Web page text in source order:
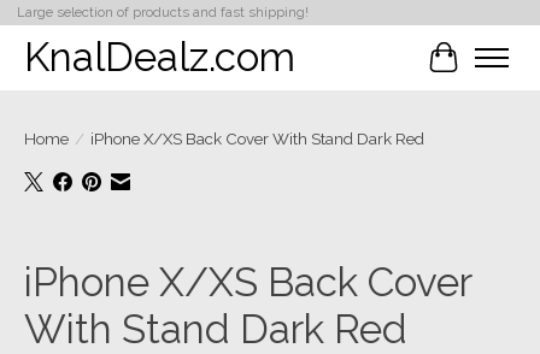
Large selection of products and fast shipping!
KnalDealz.com
Home / iPhone X/XS Back Cover With Stand Dark Red
iPhone X/XS Back Cover
With Stand Dark Red